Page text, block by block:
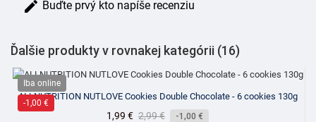
edit Buďte prvý kto napíše recenziu
Ďalšie produkty v rovnakej kategórii (16)
Iba online
-1,00 €
ALLNUTRITION NUTLOVE Cookies Double Chocolate - 6 cookies 130g
Cena
1,99 € Bežná
2,99 € -1,00 €